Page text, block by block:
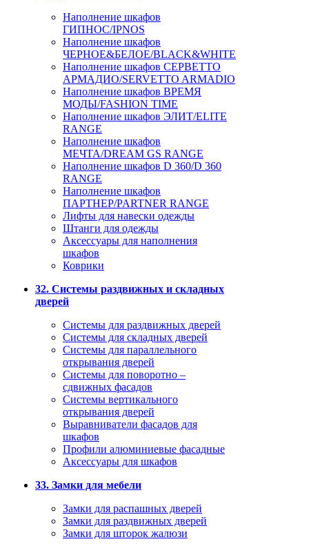
Наполнение шкафов
ГИПНОС/IPNOS
Наполнение шкафов
ЧЕРНОЕ&БЕЛОЕ/BLACK&WHITE
Наполнение шкафов СЕРВЕТТО
АРМАДИО/SERVETTO ARMADIO
Наполнение шкафов ВРЕМЯ
МОДЫ/FASHION TIME
Наполнение шкафов ЭЛИТ/ELITE
RANGE
Наполнение шкафов
МЕЧТА/DREAM GS RANGE
Наполнение шкафов D 360/D 360
RANGE
Наполнение шкафов
ПАРТНЕР/PARTNER RANGE
Лифты для навески одежды
Штанги для одежды
Аксессуары для наполнения
шкафов
Коврики
32. Системы раздвижных и складных
дверей
Системы для раздвижных дверей
Системы для складных дверей
Системы для параллельного
открывания дверей
Системы для поворотно –
сдвижных фасадов
Системы вертикального
открывания дверей
Выравниватели фасадов для
шкафов
Профили алюминиевые фасадные
Аксессуары для шкафов
33. Замки для мебели
Замки для распашных дверей
Замки для раздвижных дверей
Замки для шторок жалюзи